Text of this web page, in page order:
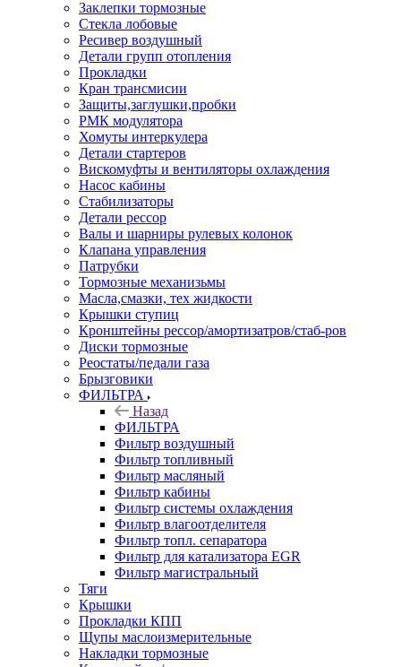
Заклепки тормозные
Стекла лобовые
Ресивер воздушный
Детали групп отопления
Прокладки
Кран трансмисии
Защиты,заглушки,пробки
РМК модулятора
Хомуты интеркулера
Детали стартеров
Вискомуфты и вентиляторы охлаждения
Насос кабины
Стабилизаторы
Детали рессор
Валы и шарниры рулевых колонок
Клапана управления
Патрубки
Тормозные механизьмы
Масла,смазки, тех жидкости
Крышки ступиц
Кронштейны рессор/амортизатров/стаб-ров
Диски тормозные
Реостаты/педали газа
Брызговики
ФИЛЬТРА
Назад
ФИЛЬТРА
Фильтр воздушный
Фильтр топливный
Фильтр масляный
Фильтр кабины
Фильтр системы охлаждения
Фильтр влагоотделителя
Фильтр топл. сепаратора
Фильтр для катализатора EGR
Фильтр магистральный
Тяги
Крышки
Прокладки КПП
Щупы маслоизмерительные
Накладки тормозные